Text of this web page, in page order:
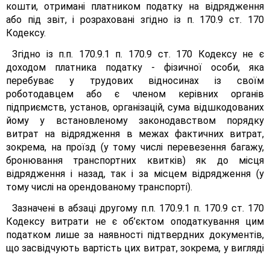
кошти, отримані платником податку на відрядження
або під звіт, і розраховані згідно із п. 170.9 ст. 170
Кодексу.
Згідно із п.п. 170.9.1 п. 170.9 ст. 170 Кодексу не є
доходом платника податку - фізичної особи, яка
перебуває у трудових відносинах із своїм
роботодавцем або є членом керівних органів
підприємств, установ, організацій, сума відшкодованих
йому у встановленому законодавством порядку
витрат на відрядження в межах фактичних витрат,
зокрема, на проїзд (у тому числі перевезення багажу,
бронювання транспортних квитків) як до місця
відрядження і назад, так і за місцем відрядження (у
тому числі на орендованому транспорті).
Зазначені в абзаці другому п.п. 170.9.1 п. 170.9 ст. 170
Кодексу витрати не є об’єктом оподаткування цим
податком лише за наявності підтвердних документів,
що засвідчують вартість цих витрат, зокрема, у вигляді